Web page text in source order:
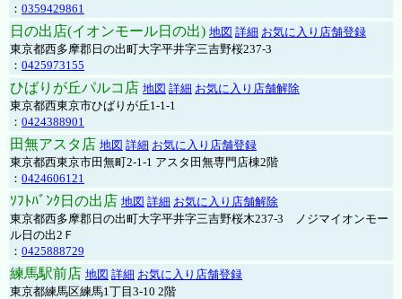
： 0359429861
日の出店(イオンモール日の出) 地図 詳細 お気に入り店舗登録
東京都西多摩郡日の出町大字平井字三吉野桜237-3
： 0425973155
ひばりが丘パルコ店 地図 詳細 お気に入り店舗解除
東京都西東京市ひばりが丘1-1-1
： 0424388901
田無アスタ店 地図 詳細 お気に入り店舗登録
東京都西東京市田無町2-1-1 アスタ田無専門店棟2階
： 0424606121
ｿﾌﾄﾊﾞﾝｸ日の出店 地図 詳細 お気に入り店舗解除
東京都西多摩郡日の出町大字平井字三吉野桜木237-3 ノジマイオンモー
ル日の出2Ｆ
： 0425888729
練馬駅前店 地図 詳細 お気に入り店舗登録
東京都練馬区練馬1丁目3-10 2階